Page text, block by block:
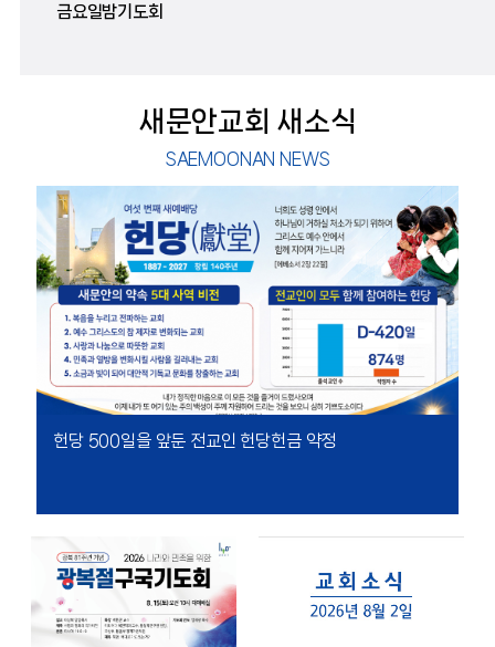
금요일밤기도회
새문안교회 새소식
SAEMOONAN NEWS
헌당 500일을 앞둔 전교인 헌당헌금 약정